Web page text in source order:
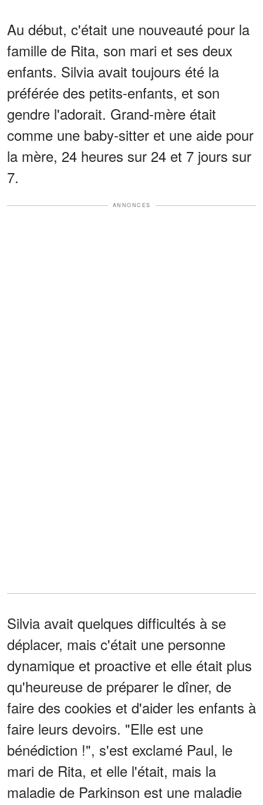
Au début, c'était une nouveauté pour la
famille de Rita, son mari et ses deux
enfants. Silvia avait toujours été la
préférée des petits-enfants, et son
gendre l'adorait. Grand-mère était
comme une baby-sitter et une aide pour
la mère, 24 heures sur 24 et 7 jours sur
7.
ANNONCES
Silvia avait quelques difficultés à se
déplacer, mais c'était une personne
dynamique et proactive et elle était plus
qu'heureuse de préparer le dîner, de
faire des cookies et d'aider les enfants à
faire leurs devoirs. "Elle est une
bénédiction !", s'est exclamé Paul, le
mari de Rita, et elle l'était, mais la
maladie de Parkinson est une maladie